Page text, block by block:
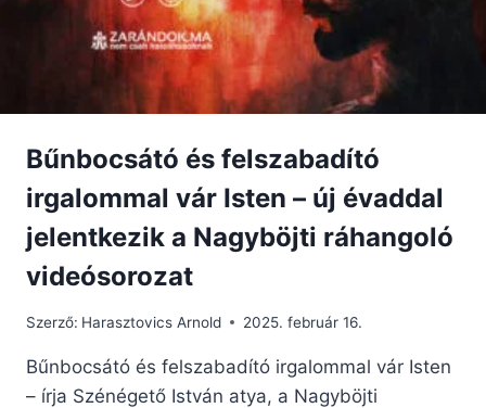
Bűnbocsátó és felszabadító
irgalommal vár Isten – új évaddal
jelentkezik a Nagyböjti ráhangoló
videósorozat
Szerző: Harasztovics Arnold 2025. február 16.
Bűnbocsátó és felszabadító irgalommal vár Isten
– írja Szénégető István atya, a Nagyböjti